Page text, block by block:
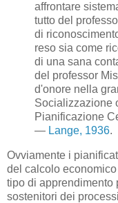
affrontare
tutto del
di
reso sia come
di una sana
del professor
d'onore nella
Socializzazione
Pianificazione
— Lange, 1936.
Ovviamente i
del calcolo
tipo di apprendimento
sostenitori dei